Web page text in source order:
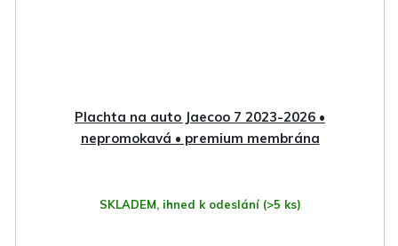
Plachta na auto Jaecoo 7 2023-2026 •
nepromokavá • premium membrána
SKLADEM, ihned k odeslání (>5 ks)